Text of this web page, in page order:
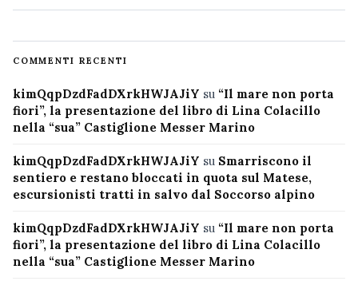
COMMENTI RECENTI
kimQqpDzdFadDXrkHWJAJiY su “Il mare non porta
fiori”, la presentazione del libro di Lina Colacillo
nella “sua” Castiglione Messer Marino
kimQqpDzdFadDXrkHWJAJiY su Smarriscono il
sentiero e restano bloccati in quota sul Matese,
escursionisti tratti in salvo dal Soccorso alpino
kimQqpDzdFadDXrkHWJAJiY su “Il mare non porta
fiori”, la presentazione del libro di Lina Colacillo
nella “sua” Castiglione Messer Marino